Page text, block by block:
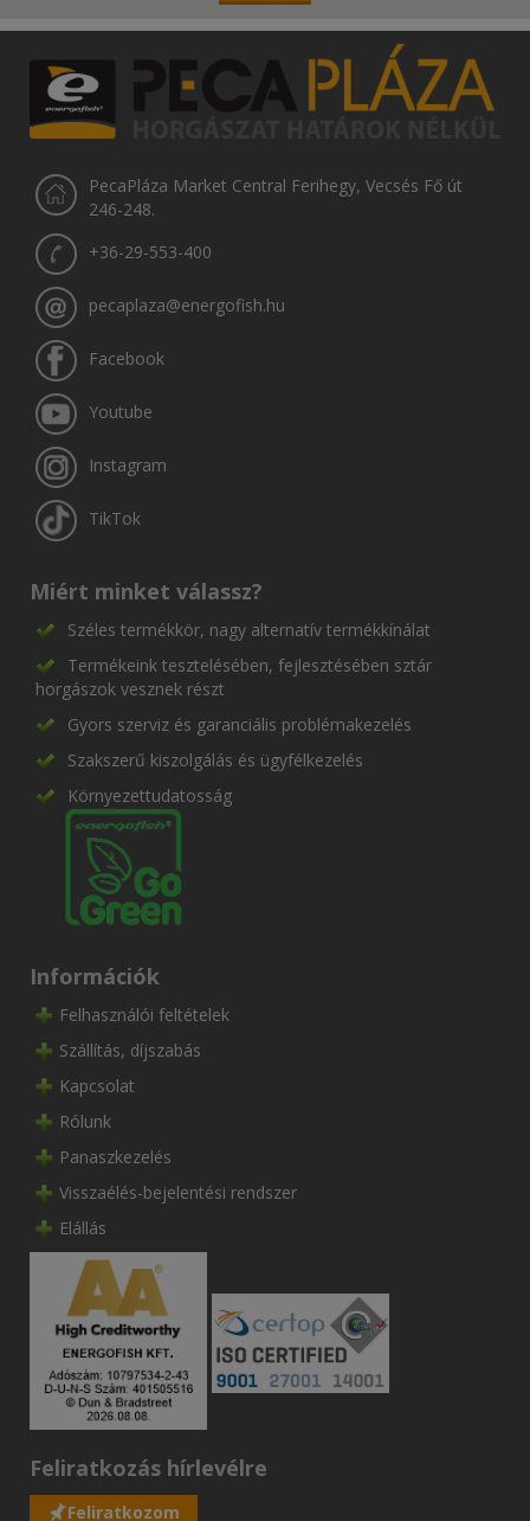
PecaPláza Market Central Ferihegy, Vecsés Fő út
246-248.
+36-29-553-400
pecaplaza@energofish.hu
Facebook
Youtube
Instagram
TikTok
Miért minket válassz?
Széles termékkör, nagy alternatív termékkínálat
Termékeink tesztelésében, fejlesztésében sztár
horgászok vesznek részt
Gyors szerviz és garanciális problémakezelés
Szakszerű kiszolgálás és ügyfélkezelés
Környezettudatosság
Információk
Felhasználói feltételek
Szállítás, díjszabás
Kapcsolat
Rólunk
Panaszkezelés
Visszaélés-bejelentési rendszer
Elállás
Feliratkozás hírlevélre
Feliratkozom